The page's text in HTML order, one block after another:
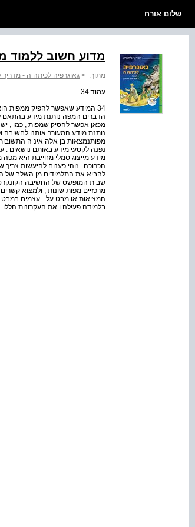
שלום אורח
מדוע חשוב ללמוד
מתוך: > גאוגרפיה לכיתה ה - מדריך
עמוד:34
34 המידע שאפשר להפיק ממפות
נותנת מידע המעורר אותנו
מפותנמצאות בן אלה אינ ה
נפנה לקטעי מידע באותם נושאים .
מידע מייצוג סמלי מחייבת היא
הכרוכה . זוהי פענוח להיעשות
להביא את התלמידים מן השלב של
שב ת המופשט של החשיבה
מרכזיים מפות שונות , ולמצוא
המציאות או מבט על - עצמים במבט
בלמידה פעילה ו את העקרונות הללו .